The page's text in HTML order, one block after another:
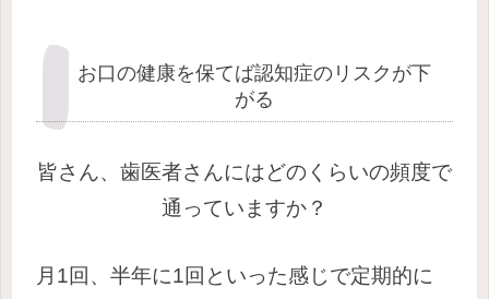
お口の健康を保てば認知症のリスクが下
がる
皆さん、歯医者さんにはどのくらいの頻度で
通っていますか？
月1回、半年に1回といった感じで定期的に